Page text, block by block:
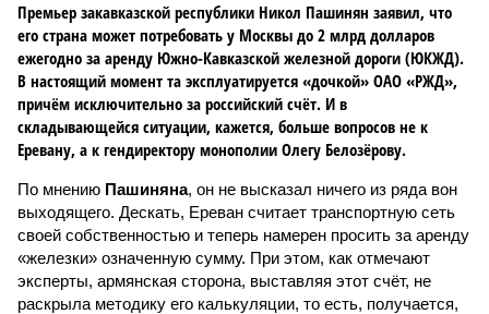
Премьер закавказской республики Никол Пашинян заявил, что
его страна может потребовать у Москвы до 2 млрд долларов
ежегодно за аренду Южно-Кавказской железной дороги (ЮКЖД).
В настоящий момент та эксплуатируется «дочкой» ОАО «РЖД»,
причём исключительно за российский счёт. И в
складывающейся ситуации, кажется, больше вопросов не к
Еревану, а к гендиректору монополии Олегу Белозёрову.
По мнению Пашиняна, он не высказал ничего из ряда вон
выходящего. Дескать, Ереван считает транспортную сеть
своей собственностью и теперь намерен просить за аренду
«железки» означенную сумму. При этом, как отмечают
эксперты, армянская сторона, выставляя этот счёт, не
раскрыла методику его калькуляции, то есть, получается,